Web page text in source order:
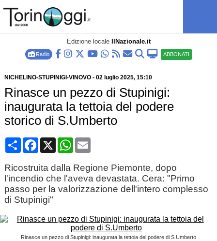
Edizione locale IlNazionale.it
Radio ABBONATI
NICHELINO-STUPINIGI-VINOVO- 02 luglio 2025, 15:10
Rinasce un pezzo di Stupinigi:
inaugurata la tettoia del podere
storico di S.Umberto
CondividiFacebook
X WhatsApp
Email
Ricostruita dalla Regione Piemonte, dopo
l'incendio che l'aveva devastata. Cera: "Primo
passo per la valorizzazione dell'intero complesso
di Stupinigi"
Rinasce un pezzo di Stupinigi: inaugurata la tettoia del podere di S.Umberto